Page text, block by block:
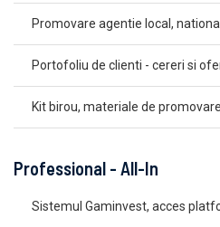
Promovare agentie local,
Portofoliu de clienti - cereri si
Kit birou, materiale de promovare
Professional - All-In
Sistemul Gaminvest, acces